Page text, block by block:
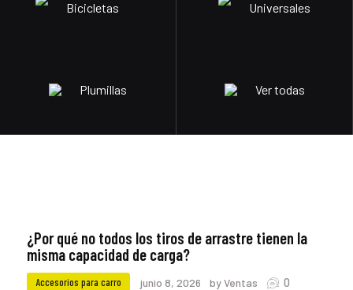
Bicicletas
Universales
Plumillas Ver todas
¿Por qué no todos los tiros de arrastre tienen la
misma capacidad de carga?
Accesorios para carro junio 8, 2026 by Ventas 0